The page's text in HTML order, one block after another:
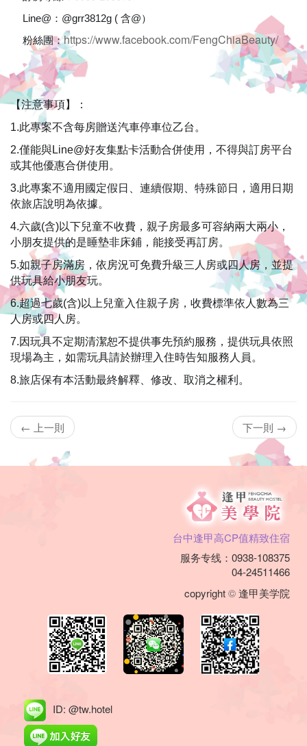
方
便,
另
有
机
车
租
借
及
包
车
服
务,
绝
对
是
您
阖
行、
差
洽
Line@：@grr3812g ( 含@）
粉絲團：https://www.facebook.com/FengChiaBeauty/
【注意事項】
：
1.此專案不含每房贈送汽車停車位乙台。
2.僅能與Line@好友集點卡活動合併使用，不得與訂房平台
或其他優惠合併使用。
3.此專案不適用國定假日、連續假期、特殊節日，適用日期
依旅店說明為依據。
4.六歲(含)以下兒童不收費，親子房最多可容納兩大兩小，
小朋友提供的是睡墊非床鋪，能接受再訂房。
5.如親子房滿房，依房況可免費升級三人房或四人房，並提
供玩具給小朋友玩。
6.超過七歲(含)以上兒童入住親子房，收費標準依人數為三
人房或四人房。
7.因玩具不定期清潔恕不提供事先預約服務，提供玩具依照
現場為主，如需玩具請於辦理入住時告知服務人員。
8.旅店保有本活動最終解釋、修改、取消之權利。
← 上一則 下一則 →
台中逢甲高CP值精致住宿
服务专线：0938-108375
04-24511466
copyright©逢甲美学院
ID: @tw.hotel